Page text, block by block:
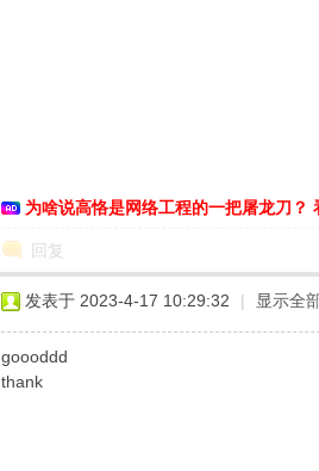
为啥说高恪是网络工程的一把屠龙刀？
回复
发表于 2023-4-17 10:29:32 | 显示全
goooddd
thank